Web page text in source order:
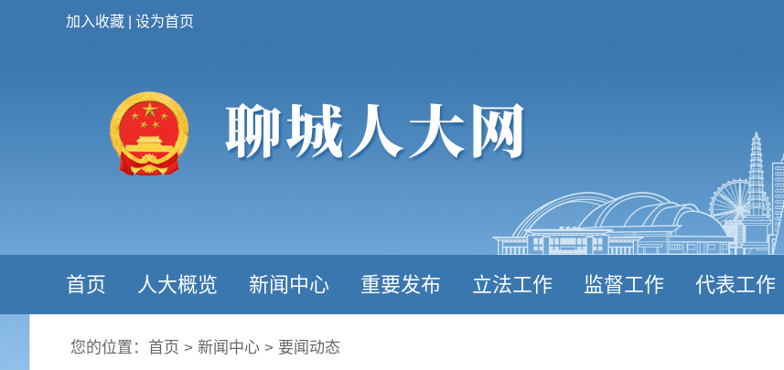
加入收藏 设为首页
首页 人大概览 新闻中心 重要发布 立法工作 监督工作 代表工作
您的位置： 首页 > 新闻中心 > 要闻动态